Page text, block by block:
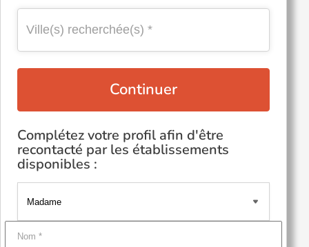
Continuer
Complétez votre profil afin d'être
recontacté par les établissements
disponibles :